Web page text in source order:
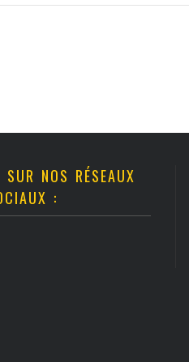
NOS RÉSEAUX
: